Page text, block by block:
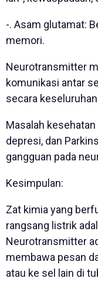
-. Asam glutamat:
memori.
Neurotransmitter
komunikasi antar
secara
Masalah
depresi, dan
gangguan pada
Kesimpulan:
Zat kimia yang
rangsang listrik
Neurotransmitter
membawa pesan
atau ke sel lain di